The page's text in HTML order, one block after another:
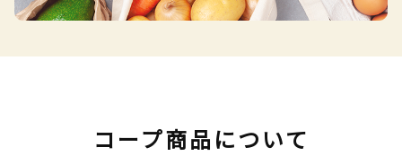
コープ商品について